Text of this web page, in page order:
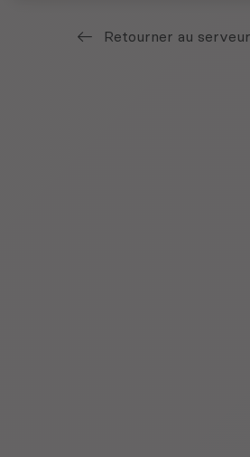
Retourner au